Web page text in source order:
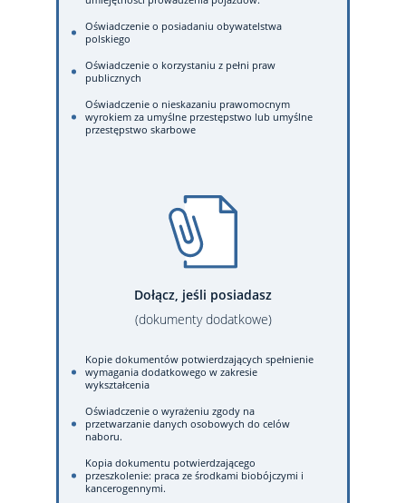
Oświadczenie o posiadaniu obywatelstwa
polskiego
Oświadczenie o korzystaniu z pełni praw
publicznych
Oświadczenie o nieskazaniu prawomocnym
wyrokiem za umyślne przestępstwo lub umyślne
przestępstwo skarbowe
Dołącz, jeśli posiadasz
(dokumenty dodatkowe)
Kopie dokumentów potwierdzających spełnienie
wymagania dodatkowego w zakresie
wykształcenia
Oświadczenie o wyrażeniu zgody na
przetwarzanie danych osobowych do celów
naboru.
Kopia dokumentu potwierdzającego
przeszkolenie: praca ze środkami biobójczymi i
kancerogennymi.